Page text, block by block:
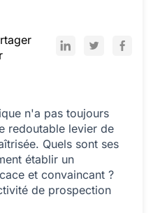
n'a pas toujours
redoutable levier de
Quels sont ses
établir un
et convaincant ?
de prospection